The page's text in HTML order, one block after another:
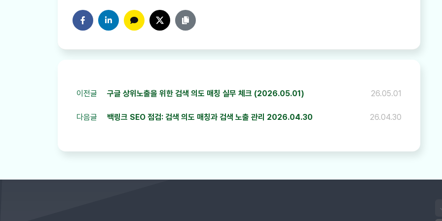
페이스북에 공유하기
링크드인에 공유하기
카카오톡에 공유하기
트위터에 공유하기
링크 복사하기
이전글 구글 상위노출을 위한 검색 의도 매칭 실무 체크 (2026.05.01) 26.05.01
다음글 백링크 SEO 점검: 검색 의도 매칭과 검색 노출 관리 2026.04.30 26.04.30